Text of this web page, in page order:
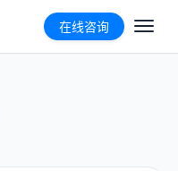
在线咨询